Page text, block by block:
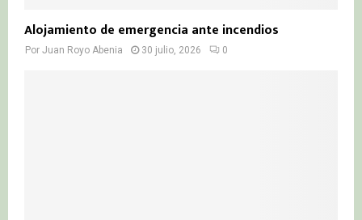
Alojamiento de emergencia ante incendios
Por Juan Royo Abenia 30 julio, 2026 0